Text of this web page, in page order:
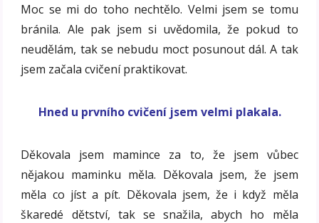
Moc se mi do toho nechtělo. Velmi jsem se tomu
bránila. Ale pak jsem si uvědomila, že pokud to
neudělám, tak se nebudu moct posunout dál. A tak
jsem začala cvičení praktikovat.
Hned u prvního cvičení jsem velmi plakala.
Děkovala jsem mamince za to, že jsem vůbec
nějakou maminku měla. Děkovala jsem, že jsem
měla co jíst a pít. Děkovala jsem, že i když měla
škaredé dětství, tak se snažila, abych ho měla